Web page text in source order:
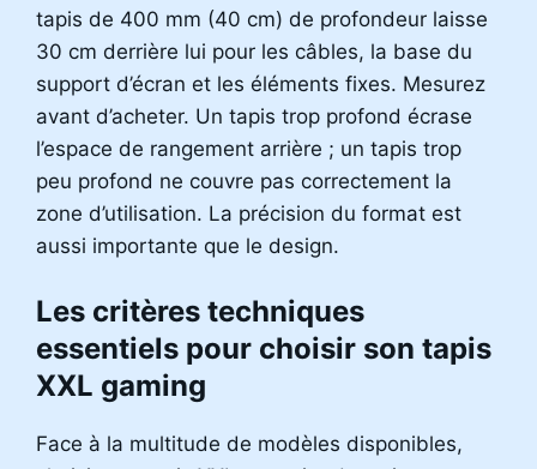
tapis de 400 mm (40 cm) de profondeur laisse
30 cm derrière lui pour les câbles, la base du
support d’écran et les éléments fixes. Mesurez
avant d’acheter. Un tapis trop profond écrase
l’espace de rangement arrière ; un tapis trop
peu profond ne couvre pas correctement la
zone d’utilisation. La précision du format est
aussi importante que le design.
Les critères techniques
essentiels pour choisir son tapis
XXL gaming
Face à la multitude de modèles disponibles,